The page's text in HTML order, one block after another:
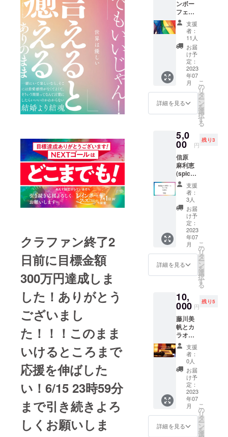
クラファン終了2
日前に目標金額
300万円達成しま
した！ありがとう
ございまし
た！！！このまま
いけるところまで
応援を伸ばした
い！6/15 23時59分
まで引き続きよろ
しくお願いしま
ンボー
フェス
in南座
当日み
んなで
南座を
レイン
ボーに
染めた
い！ 手
持ち用
に来場
の皆さ
んにお
配りす
ンボー
フラッ
グ10本
を奢る
権利で
す。 旗
の大き
さ13.5
センチ
20セン
チ （手
で持つ
部分の
棒の長
さ30セ
ンチ）
当日に
た方に1
人一本
ずつの
お渡し
になり
ます。
※支援し
てくだ
さった
方にレ
イン
ボーフ
ラッグ
が届く
わけで
はあり
ませ
支援
者：
11人
お届
け予
定：
2023
年07
月
詳細を見る
こ
の
リ
タ
ー
ン
を
選
択
す
る
5,0
00 円
残り3
信原
麻利恵
(spice
marilyn
)さんが
作る無
添加タ
イ料理
コース
ランチ
会に参
加でき
る権利
です。
藤川美
帆と西
の出会
いの
きっか
けと
なった
まりえ
さんの
タイ料
理コー
スを、
藤川美
帆、西
村和子
ととも
に召し
上がっ
ていた
支援
者：
3人
お届
け予
定：
2023
年07
月
詳細を見る
こ
の
リ
タ
ー
ン
を
選
択
す
る
10,
000 円
残り5
藤川美
帆とカ
ラオケ
に行け
る権利
です。
京都ま
たは東
京で２
時間。
１−５人
のグ
ループ
です。
現地ま
支援
者：
0人
お届
け予
定：
2023
年07
月
詳細を見る
こ
の
リ
タ
ー
ン
を
選